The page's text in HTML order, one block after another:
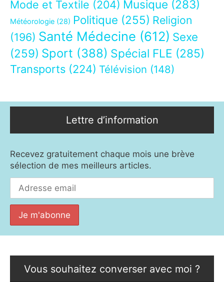
Mode et Textile (204) Musique (283)
Météorologie (28) Politique (255) Religion
(196) Santé Médecine (612) Sexe
(259) Sport (388) Spécial FLE (285)
Transports (224) Télévision (148)
Lettre d’information
Recevez gratuitement chaque mois une brève
sélection de mes meilleurs articles.
Vous souhaitez converser avec moi ?